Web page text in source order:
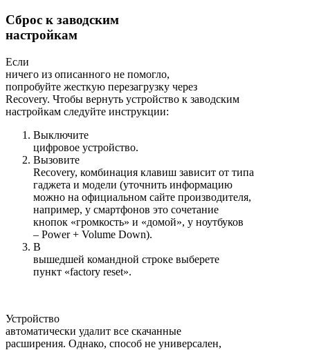
Сброс к заводским
настройкам
Если
ничего из описанного не помогло,
попробуйте жесткую перезагрузку через
Recovery. Чтобы вернуть устройство к заводским
настройкам следуйте инструкции:
Выключите
цифровое устройство.
Вызовите
Recovery, комбинация клавиш зависит от типа
гаджета и модели (уточнить информацию
можно на официальном сайте производителя,
например, у смартфонов это сочетание
кнопок «громкость» и «домой», у ноутбуков
– Power + Volume Down).
В
вышедшей командной строке выберете
пункт «factory reset».
Устройство
автоматически удалит все скачанные
расширения. Однако, способ не универсален,